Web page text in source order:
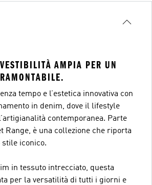
AMPIA PER UN
tempo e l’estetica innovativa con
in denim, dove il lifestyle
contemporanea. Parte
Range, è una collezione che riporta
iconico.
in tessuto intrecciato, questa
per la versatilità di tutti i giorni e